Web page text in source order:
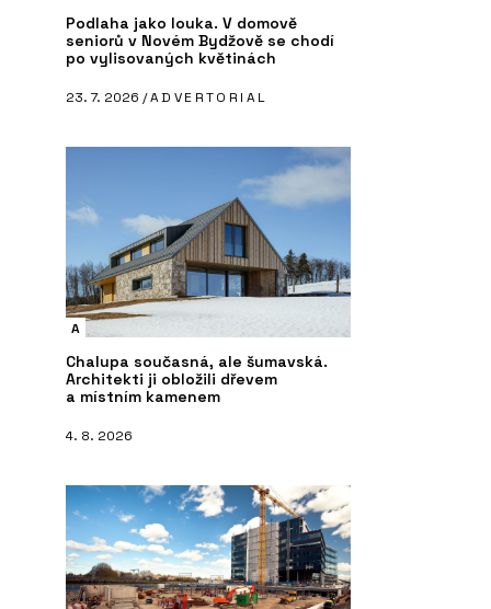
Podlaha jako louka. V domově
seniorů v Novém Bydžově se chodí
po vylisovaných květinách
23. 7. 2026 /ADVERTORIAL
A
Chalupa současná, ale šumavská.
Architekti ji obložili dřevem
a místním kamenem
4. 8. 2026